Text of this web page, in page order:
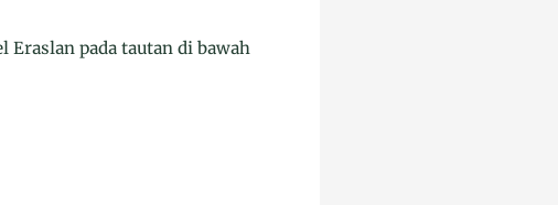
Eraslan pada tautan di bawah